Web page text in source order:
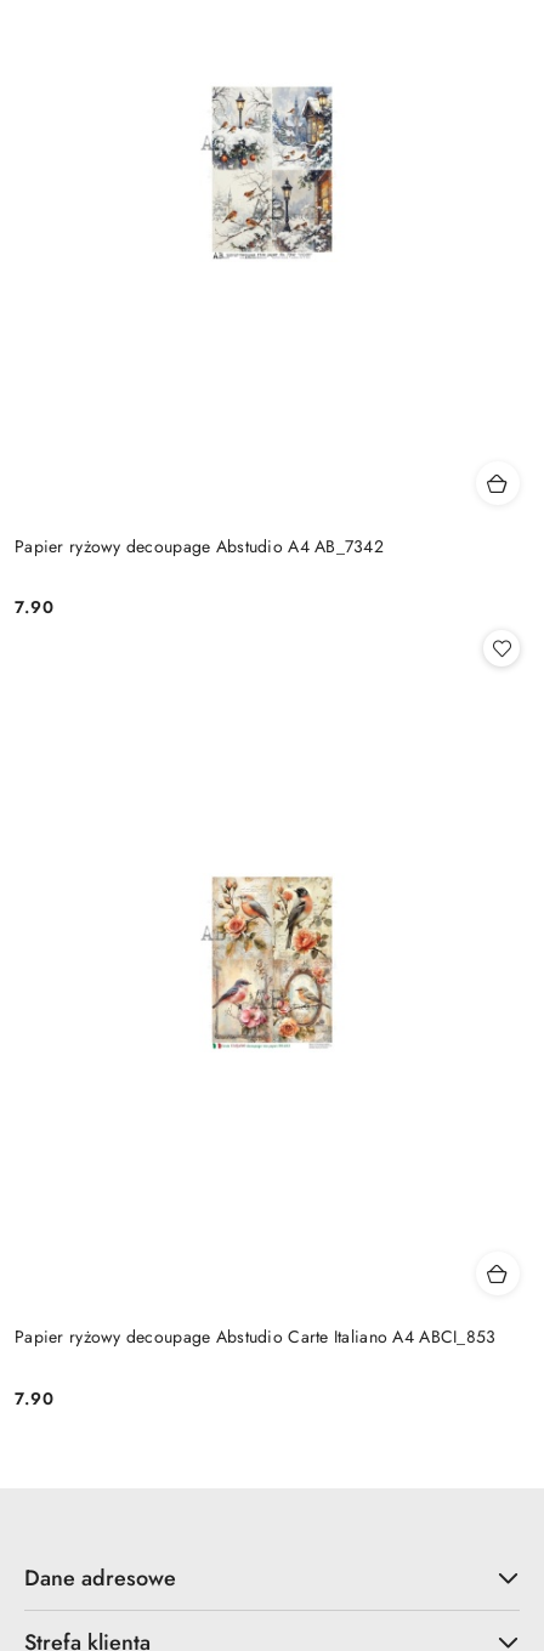
Papier ryżowy decoupage Abstudio A4 AB_7342
Cena:
7.90
Papier ryżowy decoupage Abstudio Carte Italiano A4 ABCI_853
Cena:
7.90
Dane adresowe
Strefa klienta